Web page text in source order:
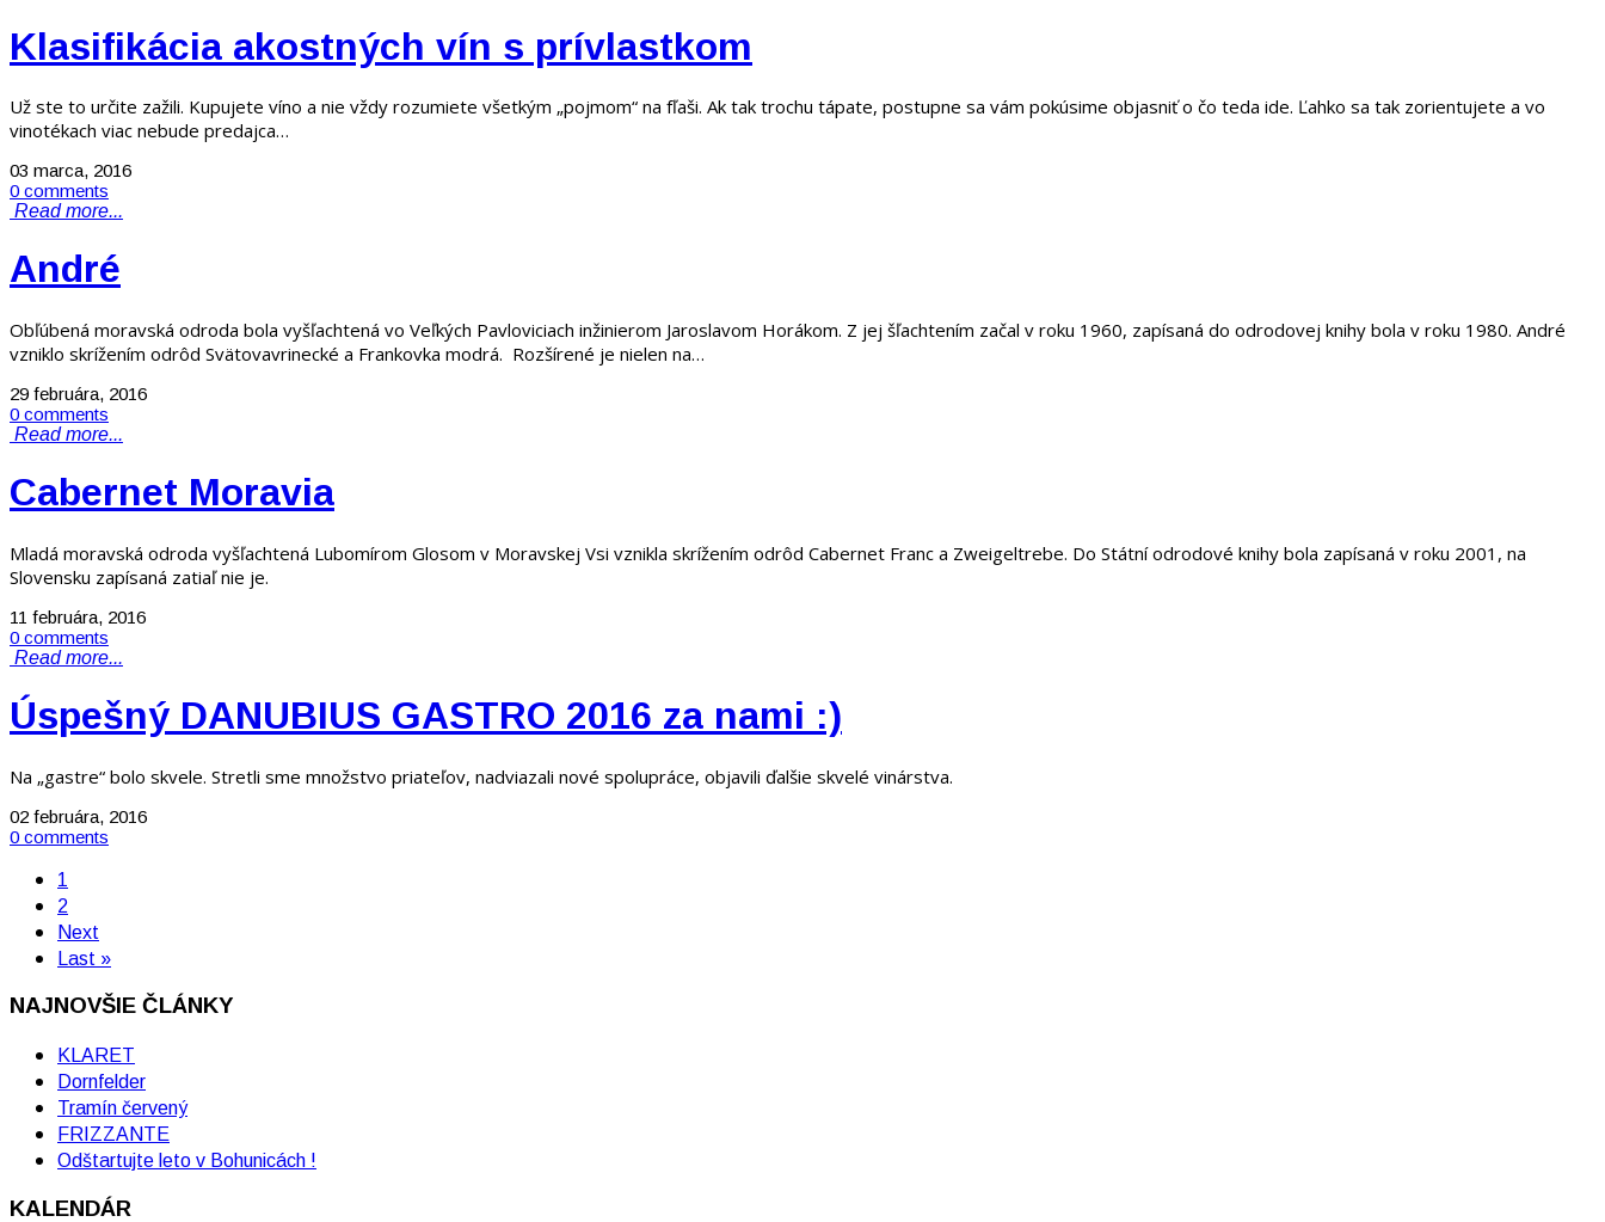
Klasifikácia akostných vín s prívlastkom
Už ste to určite zažili. Kupujete víno a nie vždy rozumiete všetkým „pojmom“ na fľaši. Ak tak trochu tápate, postupne sa vám pokúsime objasniť o čo teda ide. Ľahko sa tak zorientujete a vo
vinotékach viac nebude predajca…
03 marca, 2016
0 comments
Read more...
André
Obľúbená moravská odroda bola vyšľachtená vo Veľkých Pavloviciach inžinierom Jaroslavom Horákom. Z jej šľachtením začal v roku 1960, zapísaná do odrodovej knihy bola v roku 1980. André
vzniklo skrížením odrôd Svätovavrinecké a Frankovka modrá. Rozšírené je nielen na…
29 februára, 2016
0 comments
Read more...
Cabernet Moravia
Mladá moravská odroda vyšľachtená Lubomírom Glosom v Moravskej Vsi vznikla skrížením odrôd Cabernet Franc a Zweigeltrebe. Do Státní odrodové knihy bola zapísaná v roku 2001, na
Slovensku zapísaná zatiaľ nie je.
11 februára, 2016
0 comments
Read more...
Úspešný DANUBIUS GASTRO 2016 za nami :)
Na „gastre“ bolo skvele. Stretli sme množstvo priateľov, nadviazali nové spolupráce, objavili ďalšie skvelé vinárstva.
02 februára, 2016
0 comments
1
2
Next
Last »
NAJNOVŠIE ČLÁNKY
KLARET
Dornfelder
Tramín červený
FRIZZANTE
Odštartujte leto v Bohunicách !
KALENDÁR